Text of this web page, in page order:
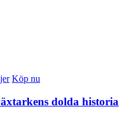
Köp nu
dolda historia